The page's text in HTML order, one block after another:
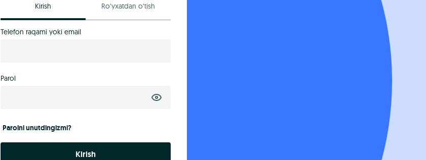
Kirish Ro‘yxatdan o‘tish
Telefon raqami yoki email
Parol
Parolni unutdingizmi?
Kirish